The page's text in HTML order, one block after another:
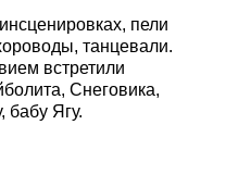
пели
танцевали.
встретили
Снеговика,
бабу Ягу.